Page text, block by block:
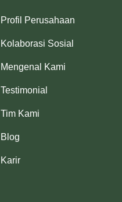
Profil Perusahaan
Kolaborasi Sosial
Mengenal Kami
Testimonial
Tim Kami
Blog
Karir